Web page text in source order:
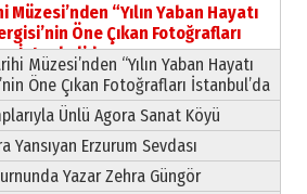
Müzesi’nden “Yılın Yaban Hayatı
Öne Çıkan Fotoğrafları
İstanbul’da
Müzesi’nden “Yılın Yaban Hayatı
Öne Çıkan Fotoğrafları İstanbul’da
Ünlü Agora Sanat Köyü
Yansıyan Erzurum Sevdası
Yazar Zehra Güngör